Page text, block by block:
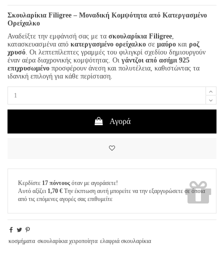
Σκουλαρίκια Filigree – Μοναδική Κομψότητα από Κατεργασμένο
Ορείχαλκο
Αναδείξτε την εμφάνισή σας με τα σκουλαρίκια Filigree,
κατασκευασμένα από κατεργασμένο ορείχαλκο σε μαύρο και ροζ
χρυσό. Οι λεπτεπίλεπτες γραμμές του φιλιγκρί σχεδίου δημιουργούν
έναν αέρα διαχρονικής κομψότητας. Οι γάντζοι από ασήμι 925
επιχρυσωμένο προσφέρουν άνεση και πολυτέλεια, καθιστώντας τα
ιδανική επιλογή για κάθε περίσταση.
Αγορά
Κερδίστε 17 πόντους όταν με αγοράσετε!
Αυτό αξίζει 1,70 € Την έκπτωση αυτή μπορείτε να την εξαργυρώσετε σε όποια
από τις επόμενες αγορές σας επιθυμείτε
κοσμήματα σκουλαρίκια χειροποίητα ελαφριά σκουλαρίκια